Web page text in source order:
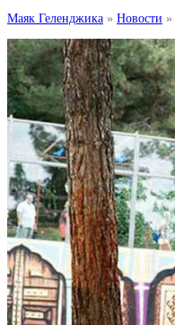
Маяк Геленджика » Новости »